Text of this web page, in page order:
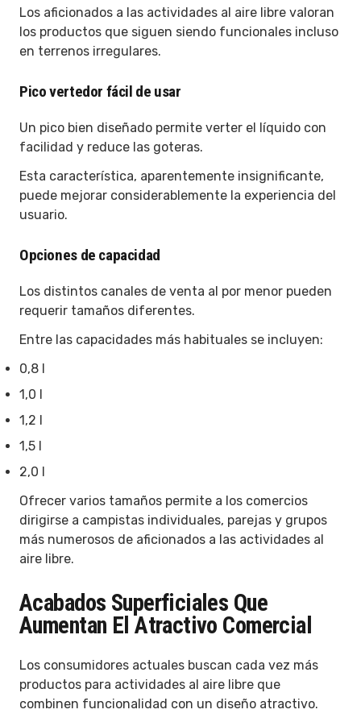
Los aficionados a las actividades al aire libre valoran
los productos que siguen siendo funcionales incluso
en terrenos irregulares.
Pico vertedor fácil de usar
Un pico bien diseñado permite verter el líquido con
facilidad y reduce las goteras.
Esta característica, aparentemente insignificante,
puede mejorar considerablemente la experiencia del
usuario.
Opciones de capacidad
Los distintos canales de venta al por menor pueden
requerir tamaños diferentes.
Entre las capacidades más habituales se incluyen:
0,8 l
1,0 l
1,2 l
1,5 l
2,0 l
Ofrecer varios tamaños permite a los comercios
dirigirse a campistas individuales, parejas y grupos
más numerosos de aficionados a las actividades al
aire libre.
Acabados Superficiales Que
Aumentan El Atractivo Comercial
Los consumidores actuales buscan cada vez más
productos para actividades al aire libre que
combinen funcionalidad con un diseño atractivo.